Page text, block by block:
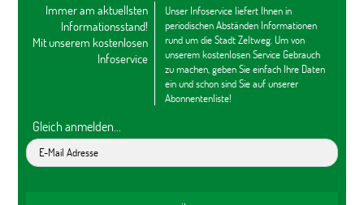
Immer am aktuellsten
Informationsstand!
Mit unserem kostenlosen
Infoservice
Unser Infoservice liefert Ihnen in
periodischen Abständen Informationen
rund um die Stadt Zeltweg. Um von
unserem kostenlosen Service Gebrauch
zu machen, geben Sie einfach Ihre Daten
ein und schon sind Sie auf unserer
Abonnentenliste!
Gleich anmelden...